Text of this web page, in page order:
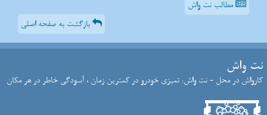
مطالب نت واش
بازگشت به صفحه اصلی
نت واش
کارواش در محل - نت واش: تمیزی خودرو در کمترین زمان ، آسودگی خاطر در هر مکان